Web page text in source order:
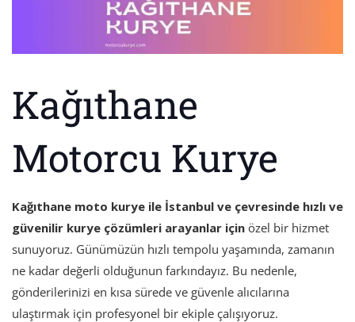
Kağıthane
Motorcu Kurye
Kağıthane moto kurye ile İstanbul ve çevresinde hızlı ve
güvenilir kurye çözümleri arayanlar için özel bir hizmet
sunuyoruz. Günümüzün hızlı tempolu yaşamında, zamanın
ne kadar değerli olduğunun farkındayız. Bu nedenle,
gönderilerinizi en kısa sürede ve güvenle alıcılarına
ulaştırmak için profesyonel bir ekiple çalışıyoruz.